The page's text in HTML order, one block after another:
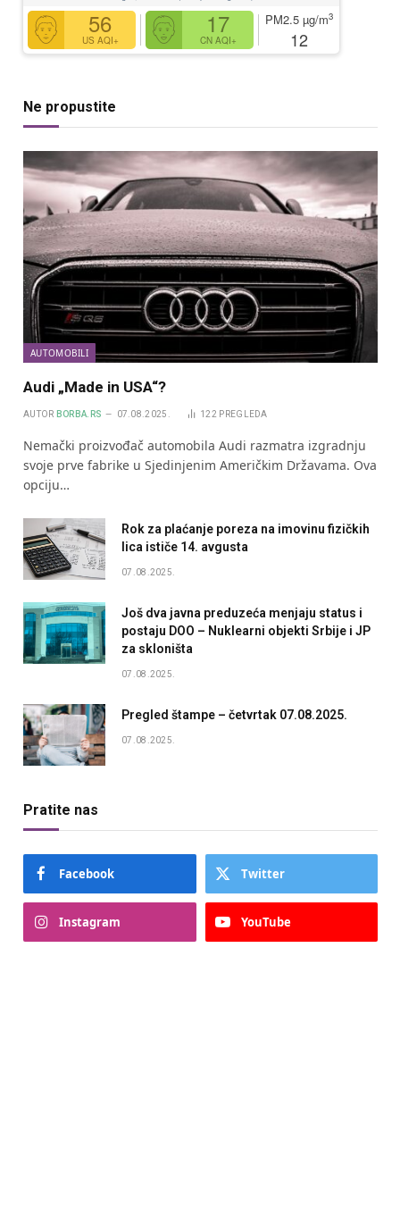
56
US AQI+
17
CN AQI+
PM2.5 µg/m3
12
Ne propustite
AUTOMOBILI
Audi „Made in USA“?
AUTOR BORBA.RS 07.08.2025. 122 PREGLEDA
Nemački proizvođač automobila Audi razmatra izgradnju
svoje prve fabrike u Sjedinjenim Američkim Državama. Ova
opciju…
Rok za plaćanje poreza na imovinu fizičkih
lica ističe 14. avgusta
07.08.2025.
Još dva javna preduzeća menjaju status i
postaju DOO – Nuklearni objekti Srbije i JP
za skloništa
07.08.2025.
Pregled štampe – četvrtak 07.08.2025.
07.08.2025.
Pratite nas
Facebook Twitter
Instagram YouTube